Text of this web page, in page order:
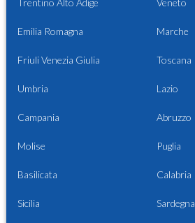
Trentino Alto Adige Veneto
Emilia Romagna Marche
Friuli Venezia Giulia Toscana
Umbria Lazio
Campania Abruzzo
Molise Puglia
Basilicata Calabria
Sicilia Sardegna